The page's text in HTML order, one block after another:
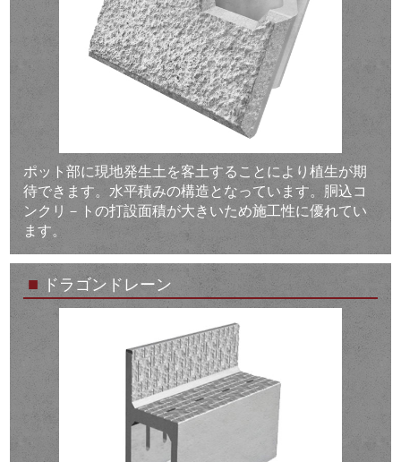
ポット部に現地発生土を客土することにより植生が期
待できます。水平積みの構造となっています。胴込コ
ンクリ－トの打設面積が大きいため施工性に優れてい
ます。
■ ドラゴンドレーン